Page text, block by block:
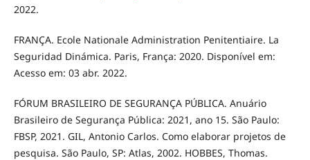
2022.
FRANÇA. Ecole Nationale Administration Penitentiaire. La
Seguridad Dinámica. Paris, França: 2020. Disponível em:
Acesso em: 03 abr. 2022.
FÓRUM BRASILEIRO DE SEGURANÇA PÚBLICA. Anuário
Brasileiro de Segurança Pública: 2021, ano 15. São Paulo:
FBSP, 2021. GIL, Antonio Carlos. Como elaborar projetos de
pesquisa. São Paulo, SP: Atlas, 2002. HOBBES, Thomas.